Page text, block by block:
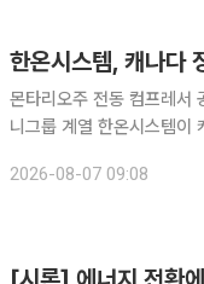
한온시스템, 캐나다
몬타리오주 전동 컴프레서 공
니그룹 계열 한온시스템이
터를 기반으로 2034년까
2026-08-07 09:08